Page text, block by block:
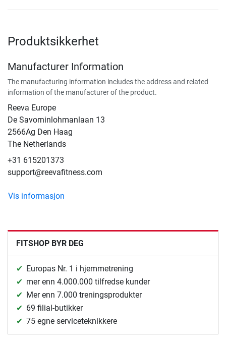
Produktsikkerhet
Manufacturer Information
The manufacturing information includes the address and related
information of the manufacturer of the product.
Reeva Europe
De Savorninlohmanlaan 13
2566Ag Den Haag
The Netherlands
+31 615201373
support@reevafitness.com
Vis informasjon
FITSHOP BYR DEG
Europas Nr. 1 i hjemmetrening
mer enn 4.000.000 tilfredse kunder
Mer enn 7.000 treningsprodukter
69 filial-butikker
75 egne serviceteknikkere